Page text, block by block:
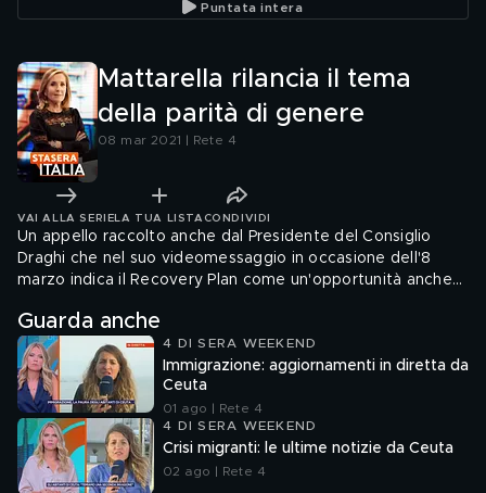
Puntata intera
Mattarella rilancia il tema
della parità di genere
08 mar 2021 | Rete 4
VAI ALLA SERIE LA TUA LISTA CONDIVIDI
Un appello raccolto anche dal Presidente del Consiglio
Draghi che nel suo videomessaggio in occasione dell'8
marzo indica il Recovery Plan come un'opportunità anche
Guarda anche
4 DI SERA WEEKEND
Immigrazione: aggiornamenti in diretta da
Ceuta
01 ago | Rete 4
4 DI SERA WEEKEND
Crisi migranti: le ultime notizie da Ceuta
02 ago | Rete 4